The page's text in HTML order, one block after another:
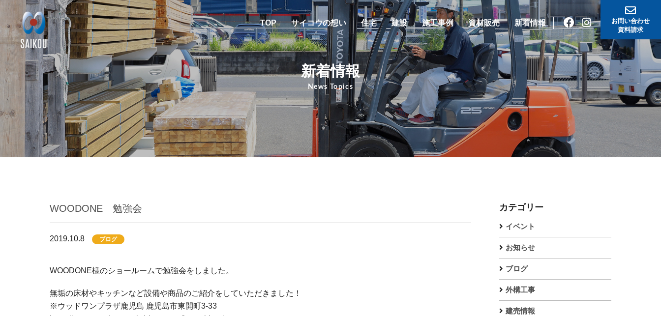
TOP サイコウの想い 住宅 建設 施工事例 資材販売 新着情報
お問い合わせ
資料請求
新着情報
News Topics
WOODONE 勉強会
2019.10.8 ブログ
WOODONE様のショールームで勉強会をしました。
無垢の床材やキッチンなど設備や商品のご紹介をしていただきました！
※ウッドワンプラザ鹿児島 鹿児島市東開町3-33
カテゴリー
イベント
お知らせ
ブログ
外構工事
建売情報